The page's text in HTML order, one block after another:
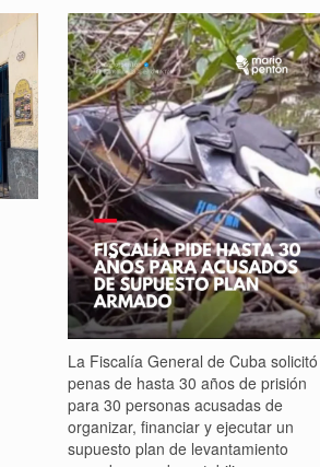
La Fiscalía General de Cuba solicitó
penas de hasta 30 años de prisión
para 30 personas acusadas de
organizar, financiar y ejecutar un
supuesto plan de levantamiento